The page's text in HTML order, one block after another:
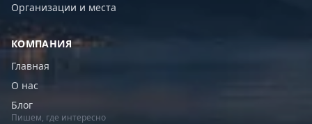
Организации и места
КОМПАНИЯ
Главная
О нас
Блог
Пишем, где интересно